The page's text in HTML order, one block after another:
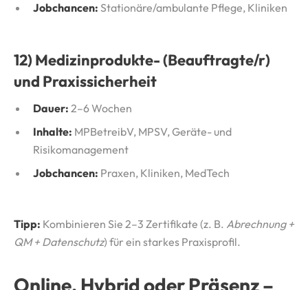
Jobchancen: Stationäre/ambulante Pflege, Kliniken
12) Medizinprodukte- (Beauftragte/r)
und Praxissicherheit
Dauer: 2–6 Wochen
Inhalte: MPBetreibV, MPSV, Geräte- und
Risikomanagement
Jobchancen: Praxen, Kliniken, MedTech
Tipp: Kombinieren Sie 2–3 Zertifikate (z. B. Abrechnung +
QM + Datenschutz) für ein starkes Praxisprofil.
Online, Hybrid oder Präsenz –